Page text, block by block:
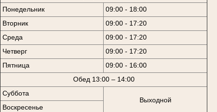
Понедельник
09:00 - 18:00
Вторник
09:00 - 17:20
Среда
09:00 - 17:20
Четверг
09:00 - 17:20
Пятница
09:00 - 16:00
Обед 13:00 – 14:00
Суббота
Выходной
Воскресенье